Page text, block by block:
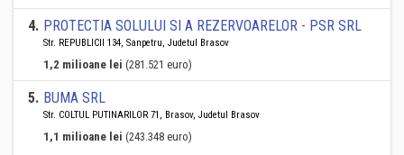
4. PROTECTIA SOLULUI SI A REZERVOARELOR - PSR SRL
Str. REPUBLICII 134, Sanpetru, Judetul Brasov
1,2 milioane lei (281.521 euro)
5. BUMA SRL
Str. COLTUL PUTINARILOR 71, Brasov, Judetul Brasov
1,1 milioane lei (243.348 euro)